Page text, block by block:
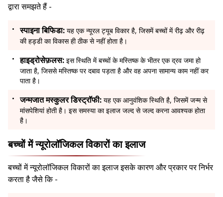
द्वारा समझते हैं -
स्पाइना बिफिडा: यह एक न्यूरल ट्यूब विकार है, जिसमें बच्चों में रीढ़ और रीढ़
की हड्डी का विकास ही ठीक से नहीं होता है।
हाइड्रोसेफ़लस: इस स्थिति में बच्चों के मस्तिष्क के भीतर एक द्रव जमा हो
जाता है, जिससे मस्तिष्क पर दबाव पड़ता है और वह अपना सामान्य काम नहीं कर
पाता है।
जन्मजात मस्कुलर डिस्ट्रॉफी: यह एक आनुवंशिक स्थिति है, जिसमें जन्म से
मांसपेशियां होती है। इस समस्या का इलाज जल्द से जल्द करना आवश्यक होता
है।
बच्चों में न्यूरोलॉजिकल विकारों का इलाज
बच्चों में न्यूरोलॉजिकल विकारों का इलाज इसके कारण और प्रकार पर निर्भर
करता है जैसे कि -